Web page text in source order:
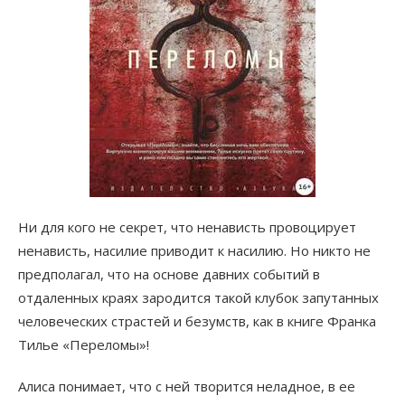
Ни для кого не секрет, что ненависть провоцирует
ненависть, насилие приводит к насилию. Но никто не
предполагал, что на основе давних событий в
отдаленных краях зародится такой клубок запутанных
человеческих страстей и безумств, как в книге Франка
Тилье «Переломы»!
Алиса понимает, что c ней творится неладное, в ее